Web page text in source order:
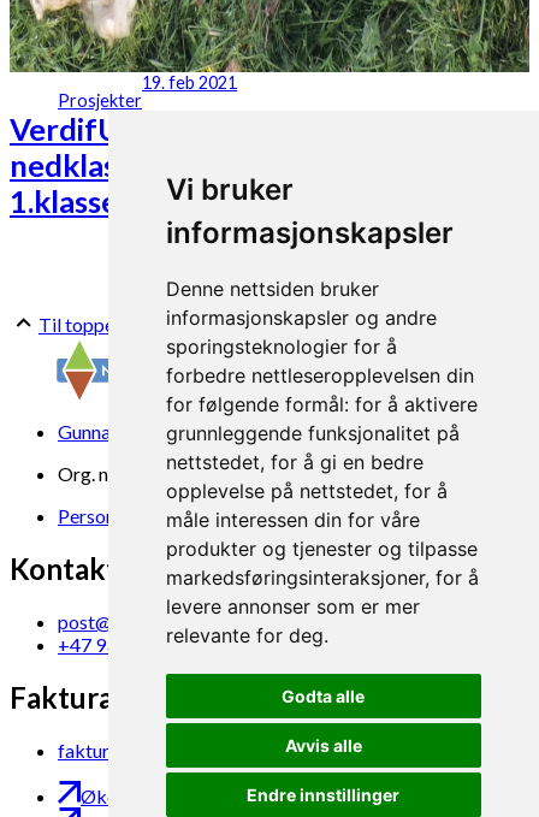
Vi bruker
informasjonskapsler
Denne nettsiden bruker
informasjonskapsler og andre
sporingsteknologier for å
forbedre nettleseropplevelsen din
for følgende formål: for å aktivere
grunnleggende funksjonalitet på
nettstedet, for å gi en bedre
opplevelse på nettstedet, for å
måle interessen din for våre
produkter og tjenester og tilpasse
markedsføringsinteraksjoner, for å
levere annonser som er mer
relevante for deg.
Godta alle
Avvis alle
Endre innstillinger
Prosjekter
19. feb 2021
VerdifULL: Hvordan øke verdien av
nedklassifisert ull og øke andelen
1.klasses ull?
Til toppen
Gunnars veg 6, 6630 Tingvoll
Org. nr. 969 840 383
Personvern
Kontakt oss
post@norsok.no
+47 930 09 884
Fakturamottak
faktura@norsok.no
Økobloggen